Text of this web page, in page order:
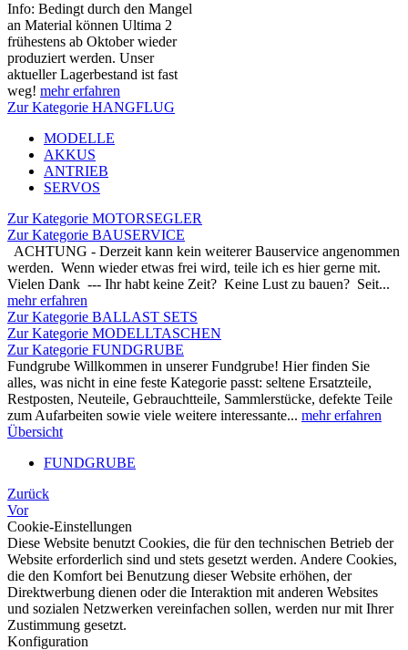
Info: Bedingt durch den Mangel
an Material können Ultima 2
frühestens ab Oktober wieder
produziert werden. Unser
aktueller Lagerbestand ist fast
weg! mehr erfahren
Zur Kategorie HANGFLUG
MODELLE
AKKUS
ANTRIEB
SERVOS
Zur Kategorie MOTORSEGLER
Zur Kategorie BAUSERVICE
ACHTUNG - Derzeit kann kein weiterer Bauservice angenommen
werden. Wenn wieder etwas frei wird, teile ich es hier gerne mit.
Vielen Dank --- Ihr habt keine Zeit? Keine Lust zu bauen? Seit...
mehr erfahren
Zur Kategorie BALLAST SETS
Zur Kategorie MODELLTASCHEN
Zur Kategorie FUNDGRUBE
Fundgrube Willkommen in unserer Fundgrube! Hier finden Sie
alles, was nicht in eine feste Kategorie passt: seltene Ersatzteile,
Restposten, Neuteile, Gebrauchtteile, Sammlerstücke, defekte Teile
zum Aufarbeiten sowie viele weitere interessante... mehr erfahren
Übersicht
FUNDGRUBE
Zurück
Vor
Cookie-Einstellungen
Diese Website benutzt Cookies, die für den technischen Betrieb der
Website erforderlich sind und stets gesetzt werden. Andere Cookies,
die den Komfort bei Benutzung dieser Website erhöhen, der
Direktwerbung dienen oder die Interaktion mit anderen Websites
und sozialen Netzwerken vereinfachen sollen, werden nur mit Ihrer
Zustimmung gesetzt.
Konfiguration